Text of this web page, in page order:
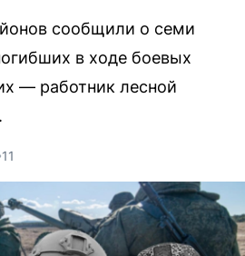
сообщили о семи
в ходе боевых
— работник лесной
11